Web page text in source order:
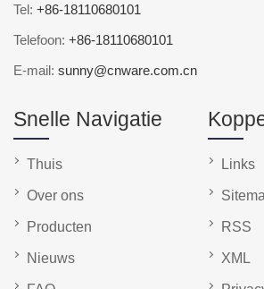
Tel: +86-18110680101
Telefoon: +86-18110680101
E-mail: sunny@cnware.com.cn
Snelle Navigatie
Thuis
Over ons
Producten
Nieuws
Links
RSS
XML